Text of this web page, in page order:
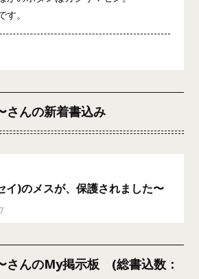
。
さんの新着書込み
イ)のメスが、保護されました〜
さんのMy掲示板 (総書込数：